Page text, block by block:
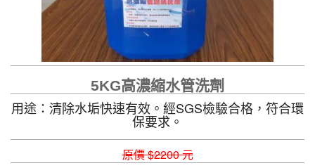
5KG高濃縮水管洗劑
用途：清除水垢快速有效。經SGS檢驗合格，符合環
保要求。
原價 $2200 元